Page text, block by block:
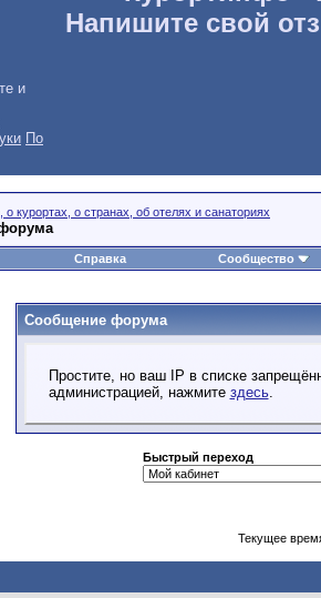
Напишите свой
и
По
курортах, о странах, об отелях и санаториях
Справка Сообщество
Сообщение форума
Простите, но ваш IP в списке
администрацией, нажмите здесь.
Быстрый переход
Текущее